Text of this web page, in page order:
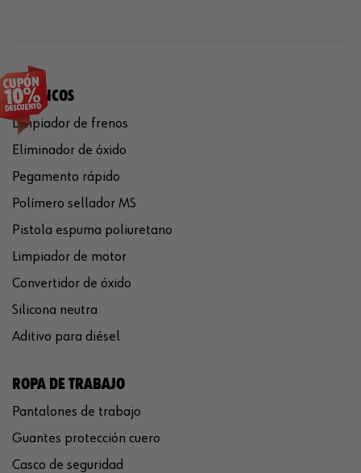
QUÍMICOS
Limpiador de frenos
Eliminador de óxido
Pegamento rápido
Polímero sellador MS
Pistola espuma poliuretano
Limpiador de motor
Convertidor de óxido
Silicona neutra
Aditivo para diésel
ROPA DE TRABAJO
Pantalones de trabajo
Guantes protección cuero
Casco de seguridad